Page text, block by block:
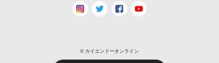
© カイエンドーオンライン